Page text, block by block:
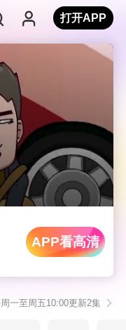
打开APP
APP看高清
一至周五10:00更新2集